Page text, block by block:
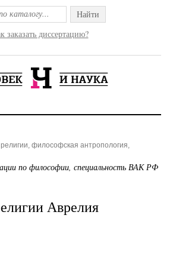
Найти
заказать диссертацию?
философская антропология,
по философии, специальность ВАК РФ
Аврелия